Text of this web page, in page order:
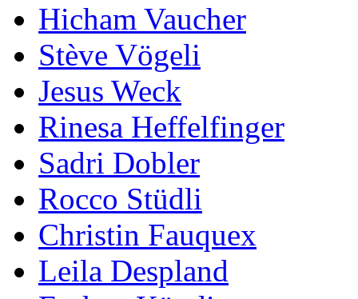
Hicham Vaucher
Stève Vögeli
Jesus Weck
Rinesa Heffelfinger
Sadri Dobler
Rocco Stüdli
Christin Fauquex
Leila Despland